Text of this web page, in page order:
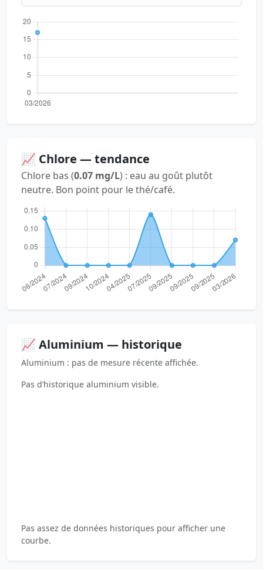
📈 Chlore — tendance
Chlore bas (0.07 mg/L) : eau au goût plutôt
neutre. Bon point pour le thé/café.
📈 Aluminium — historique
Aluminium : pas de mesure récente affichée.
Pas d’historique aluminium visible.
Pas assez de données historiques pour afficher une
courbe.